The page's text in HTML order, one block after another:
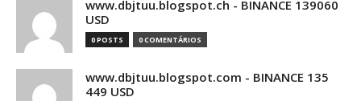
www.dbjtuu.blogspot.ch - BINANCE 139060
USD
0 POSTS 0 COMENTÁRIOS
www.dbjtuu.blogspot.com - BINANCE 135
449 USD